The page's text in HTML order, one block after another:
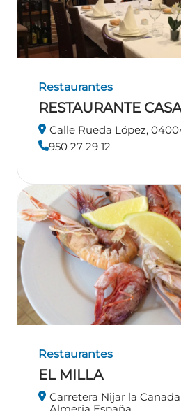
Restaurantes
RESTAURANTE
Calle Rueda López,
950 27 29 12
Restaurantes
EL MILLA
Carretera Nijar la